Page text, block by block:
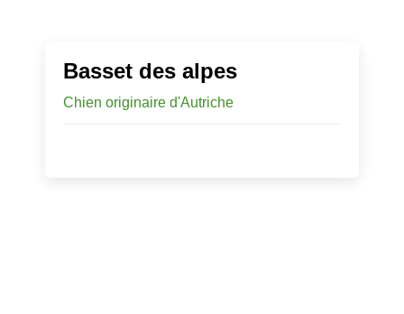
Basset des alpes
Chien originaire d'Autriche